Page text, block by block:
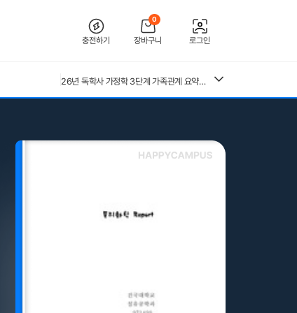
충전하기
0
장바구니 로그인
26년 독학사 가정학 3단계 가족관계 요약본(24,25년 시험 복기내용 추가)
근로복지공단 울산병원 간호사 상세한 면접후기 및 기출질문답변 병원정보 직무상식 80선
26년 독학사 가정학 3단계 식생활과 건강 요약본 (24,25년 시험 복기내용 추가)